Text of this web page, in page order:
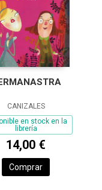
CANIZALES
en stock en la
librería
14,00 €
Comprar